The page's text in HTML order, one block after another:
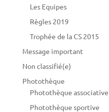
Les Equipes
Règles 2019
Trophée de la CS 2015
Message important
Non classifié(e)
Photothèque
Photothèque associative
Photothèque sportive